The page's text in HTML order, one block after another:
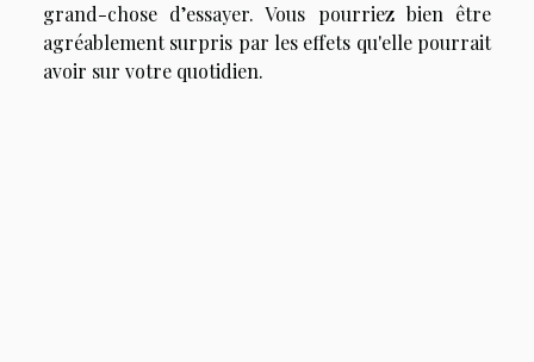
grand-chose d’essayer. Vous pourriez bien être
agréablement surpris par les effets qu'elle pourrait
avoir sur votre quotidien.